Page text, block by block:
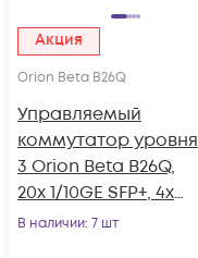
Акция
Orion Beta B26Q
Управляемый
коммутатор уровня
3 Orion Beta B26Q,
20x 1/10GE SFP+, 4x
10/25GE SFP28, 2x
В наличии: 7 шт